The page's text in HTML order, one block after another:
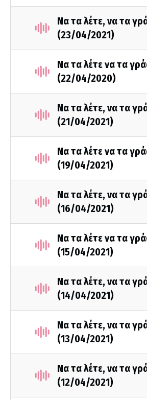
Να τα λέτε, να τα
(23/04/2021)
Να τα λέτε να τα
(22/04/2020)
Να τα λέτε, να τα
(21/04/2021)
Να τα λέτε να τα
(19/04/2021)
Να τα λέτε, να τα
(16/04/2021)
Να τα λέτε να τα
(15/04/2021)
Να τα λέτε, να τα
(14/04/2021)
Να τα λέτε, να τα
(13/04/2021)
Να τα λέτε, να τα
(12/04/2021)